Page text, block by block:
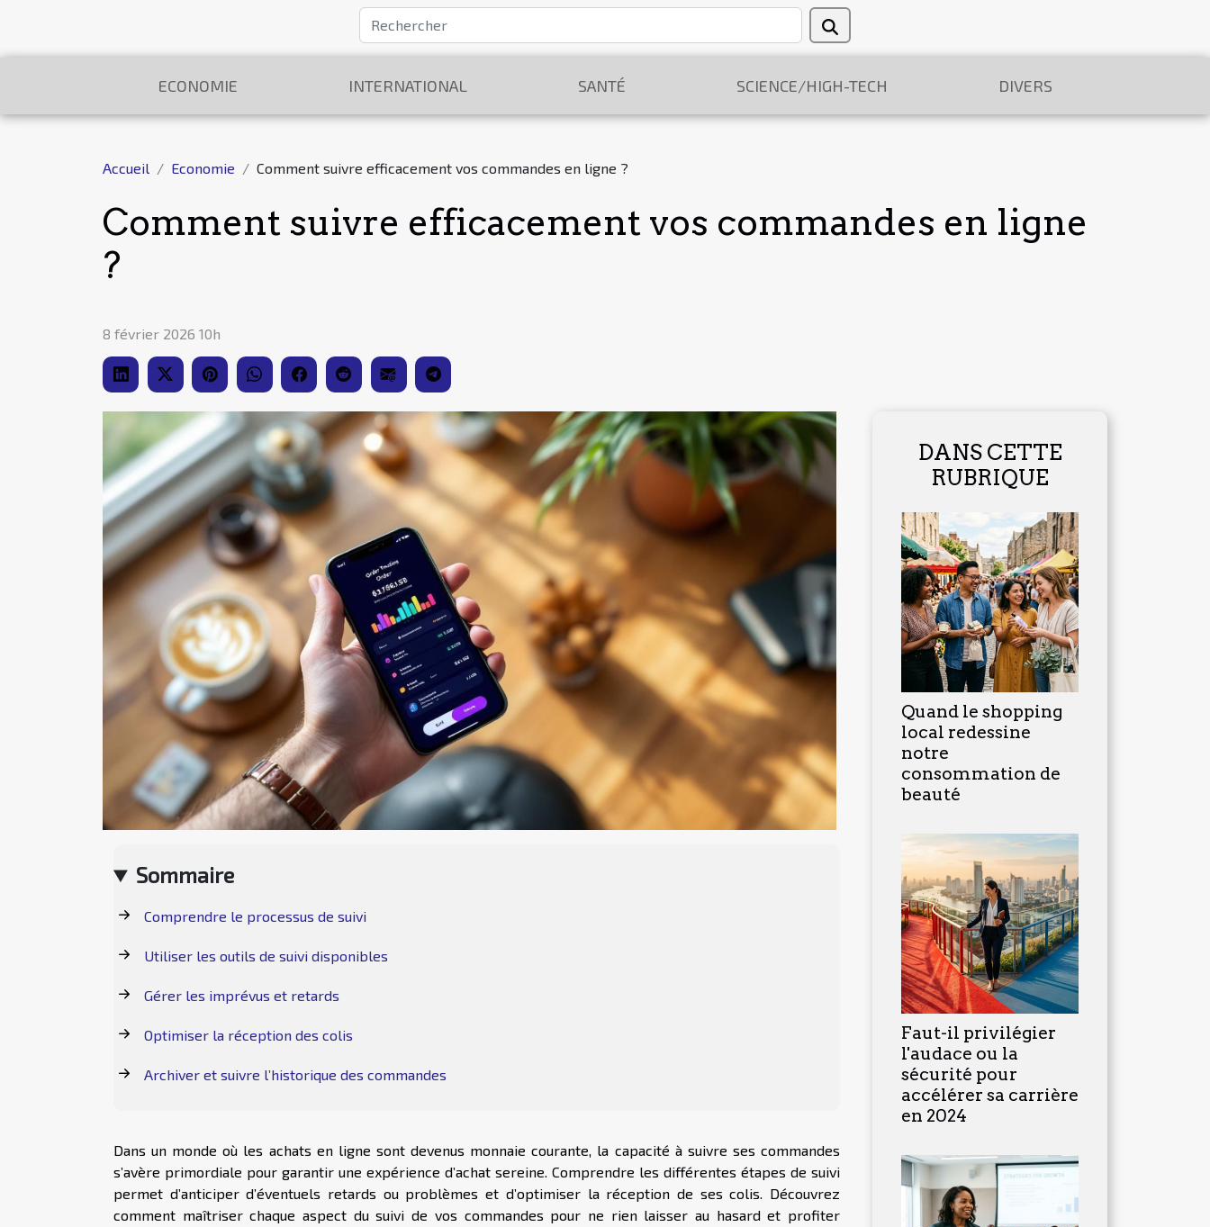
ECONOMIE INTERNATIONAL SANTÉ SCIENCE/HIGH-TECH DIVERS
Accueil Economie Comment suivre efficacement vos commandes en ligne ?
Comment suivre efficacement vos commandes en ligne
?
8 février 2026 10h
Sommaire
Comprendre le processus de suivi
Utiliser les outils de suivi disponibles
Gérer les imprévus et retards
Optimiser la réception des colis
Archiver et suivre l’historique des commandes
Dans un monde où les achats en ligne sont devenus monnaie courante, la capacité à suivre ses commandes
s’avère primordiale pour garantir une expérience d’achat sereine. Comprendre les différentes étapes de suivi
permet d’anticiper d’éventuels retards ou problèmes et d’optimiser la réception de ses colis. Découvrez
comment maîtriser chaque aspect du suivi de vos commandes pour ne rien laisser au hasard et profiter
DANS CETTE
RUBRIQUE
Quand le shopping
local redessine
notre
consommation de
beauté
Faut-il privilégier
l'audace ou la
sécurité pour
accélérer sa carrière
en 2024